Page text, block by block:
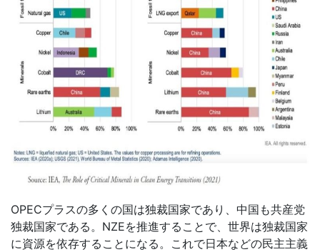
OPECプラスの多くの国は独裁国家であり、中国も共産党
独裁国家である。 NZEを推進することで、世界は独裁国家
に資源を依存することになる。これで日本などの民主主義